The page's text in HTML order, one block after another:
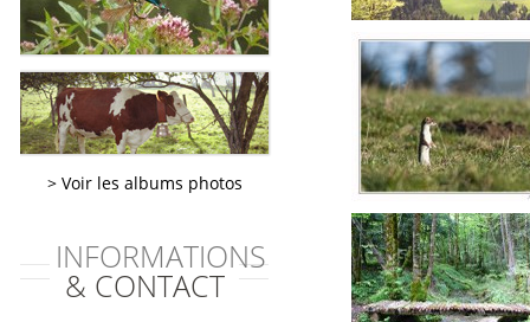
Voir les albums photos
INFORMATIONS
& CONTACT